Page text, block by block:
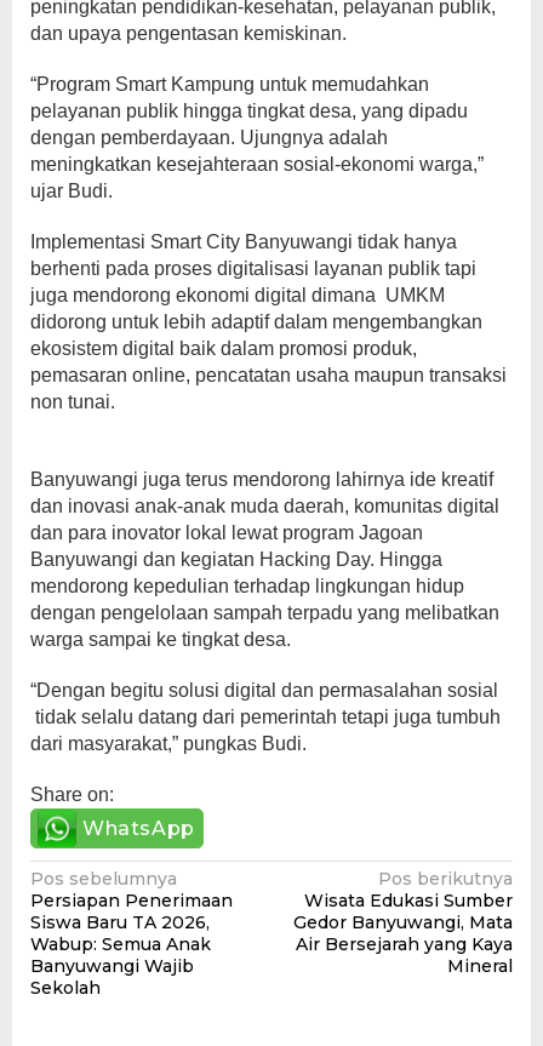
peningkatan pendidikan-kesehatan, pelayanan publik,
dan upaya pengentasan kemiskinan.
“Program Smart Kampung untuk memudahkan
pelayanan publik hingga tingkat desa, yang dipadu
dengan pemberdayaan. Ujungnya adalah
meningkatkan kesejahteraan sosial-ekonomi warga,”
ujar Budi.
Implementasi Smart City Banyuwangi tidak hanya
berhenti pada proses digitalisasi layanan publik tapi
juga mendorong ekonomi digital dimana UMKM
didorong untuk lebih adaptif dalam mengembangkan
ekosistem digital baik dalam promosi produk,
pemasaran online, pencatatan usaha maupun transaksi
non tunai.
Banyuwangi juga terus mendorong lahirnya ide kreatif
dan inovasi anak-anak muda daerah, komunitas digital
dan para inovator lokal lewat program Jagoan
Banyuwangi dan kegiatan Hacking Day. Hingga
mendorong kepedulian terhadap lingkungan hidup
dengan pengelolaan sampah terpadu yang melibatkan
warga sampai ke tingkat desa.
“Dengan begitu solusi digital dan permasalahan sosial
tidak selalu datang dari pemerintah tetapi juga tumbuh
dari masyarakat,” pungkas Budi.
Share on:
WhatsApp
Navigasi
pos
Pos sebelumnya
Persiapan Penerimaan
Siswa Baru TA 2026,
Wabup: Semua Anak
Banyuwangi Wajib
Sekolah
Pos berikutnya
Wisata Edukasi Sumber
Gedor Banyuwangi, Mata
Air Bersejarah yang Kaya
Mineral